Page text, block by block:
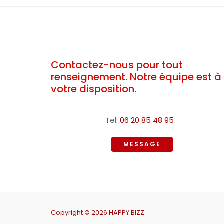
Contactez-nous pour tout
renseignement. Notre équipe est à
votre disposition.
Tel:06 20 85 48 95
MESSAGE
Copyright © 2026 HAPPY BIZZ